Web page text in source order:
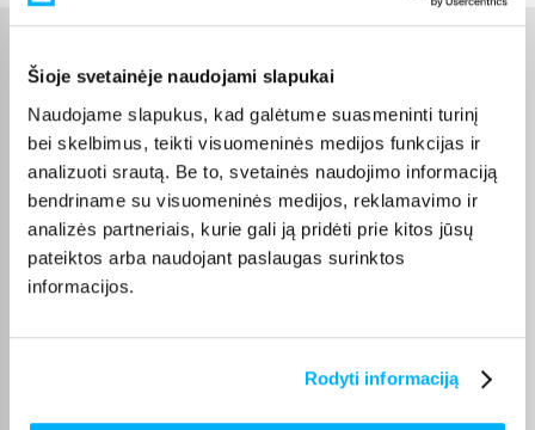
Šioje svetainėje naudojami slapukai
Naudojame slapukus, kad galėtume suasmeninti turinį
bei skelbimus, teikti visuomeninės medijos funkcijas ir
analizuoti srautą. Be to, svetainės naudojimo informaciją
bendriname su visuomeninės medijos, reklamavimo ir
analizės partneriais, kurie gali ją pridėti prie kitos jūsų
pateiktos arba naudojant paslaugas surinktos
informacijos.
Rodyti informaciją
Gamintojas LEGO
CE sertifikatas
Žaislas yra sertifikuotas ir
atitinka Europos Sąjungos
reikalavimus žaislams. CE
žymą rasite ant pakuotės.
Išsaugokite gamintojo ir
Vengrija